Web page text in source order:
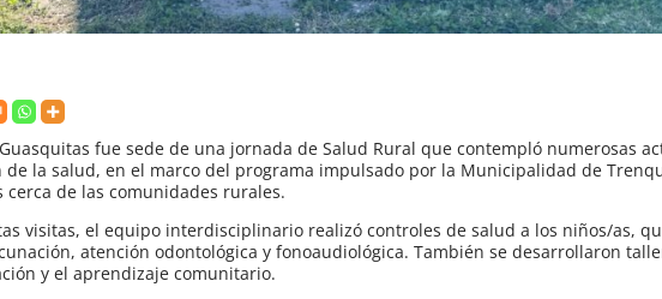
Guasquitas fue sede de una jornada de Salud Rural que contempló numerosas
de la salud, en el marco del programa impulsado por la Municipalidad de
cerca de las comunidades rurales.
visitas, el equipo interdisciplinario realizó controles de salud a los niños/as,
atención odontológica y fonoaudiológica. También se desarrollaron
y el aprendizaje comunitario.